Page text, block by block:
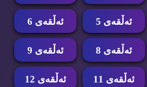
ئه‌ڵقه‌ی 5 ئه‌ڵقه‌ی 6
ئه‌ڵقه‌ی 8 ئه‌ڵقه‌ی 9
ئه‌ڵقه‌ی 11 ئه‌ڵقه‌ی 12